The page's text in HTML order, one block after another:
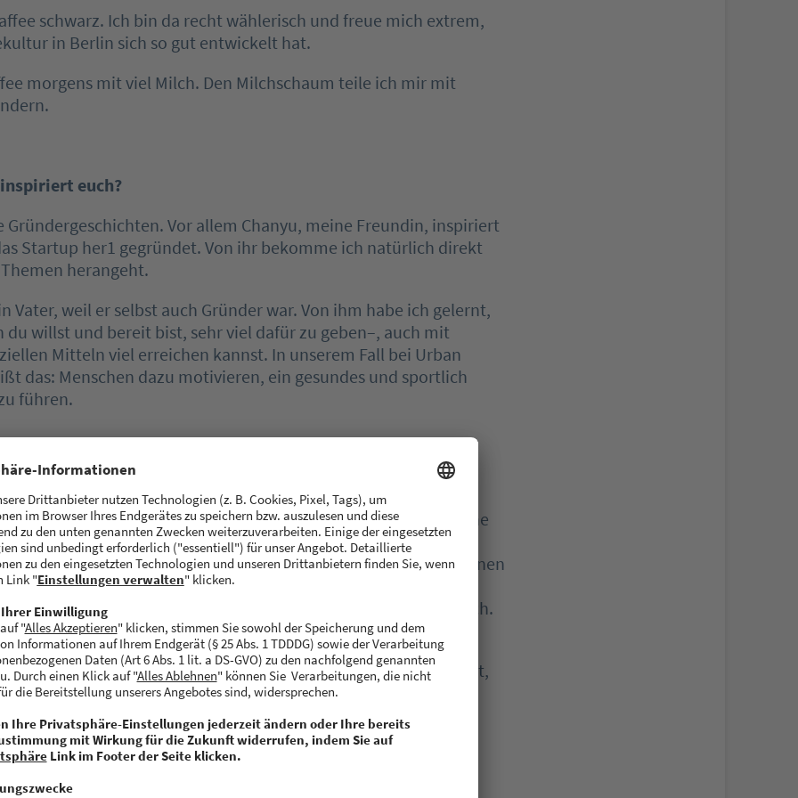
schwarz. Ich bin da recht wählerisch und freue mich extrem,
in Berlin sich so gut entwickelt hat.
morgens mit viel Milch. Den Milchschaum teile ich mir mit
euch?
Gründergeschichten. Vor allem Chanyu, meine Freundin, inspiriert
Startup her1 gegründet. Von ihr bekomme ich natürlich direkt
herangeht.
Vater, weil er selbst auch Gründer war. Von ihm habe ich gelernt,
du willst und bereit bist, sehr viel dafür zu geben–, auch mit
Mitteln viel erreichen kannst. In unserem Fall bei Urban
das: Menschen dazu motivieren, ein gesundes und sportlich
führen.
Training, Schwimmen und Klettern, ab und zu Surfen – gerne
Partnern in Südeuropa. In Portugal haben wir Felsenklettern,
gerne mal wieder reisen. Wenn die Zeit knapp ist, mache ich einen
Livestream bei unseren Partnern, seit neuestem sogar Yoga.
ganz weit vorne, da sind Benjamin und ich uns sehr ähnlich.
Functional Training, Klettern mit meinen Kindern und
ich auch am liebsten Fußball. Moritz kommt ja aus Frankfurt,
Unsere Vereine unterstützen wir natürlich nach wie vor.